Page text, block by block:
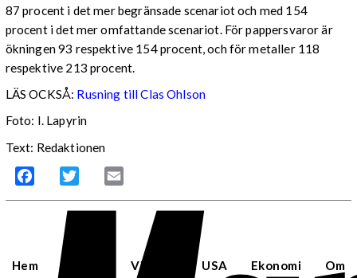
87 procent i det mer begränsade scenariot och med 154
procent i det mer omfattande scenariot. För pappersvaror är
ökningen 93 respektive 154 procent, och för metaller 118
respektive 213 procent.
LÄS OCKSÅ: Rusning till Clas Ohlson
Foto: I. Lapyrin
Text: Redaktionen
Facebook Twitter
Hem Världen USA Ekonomi Om